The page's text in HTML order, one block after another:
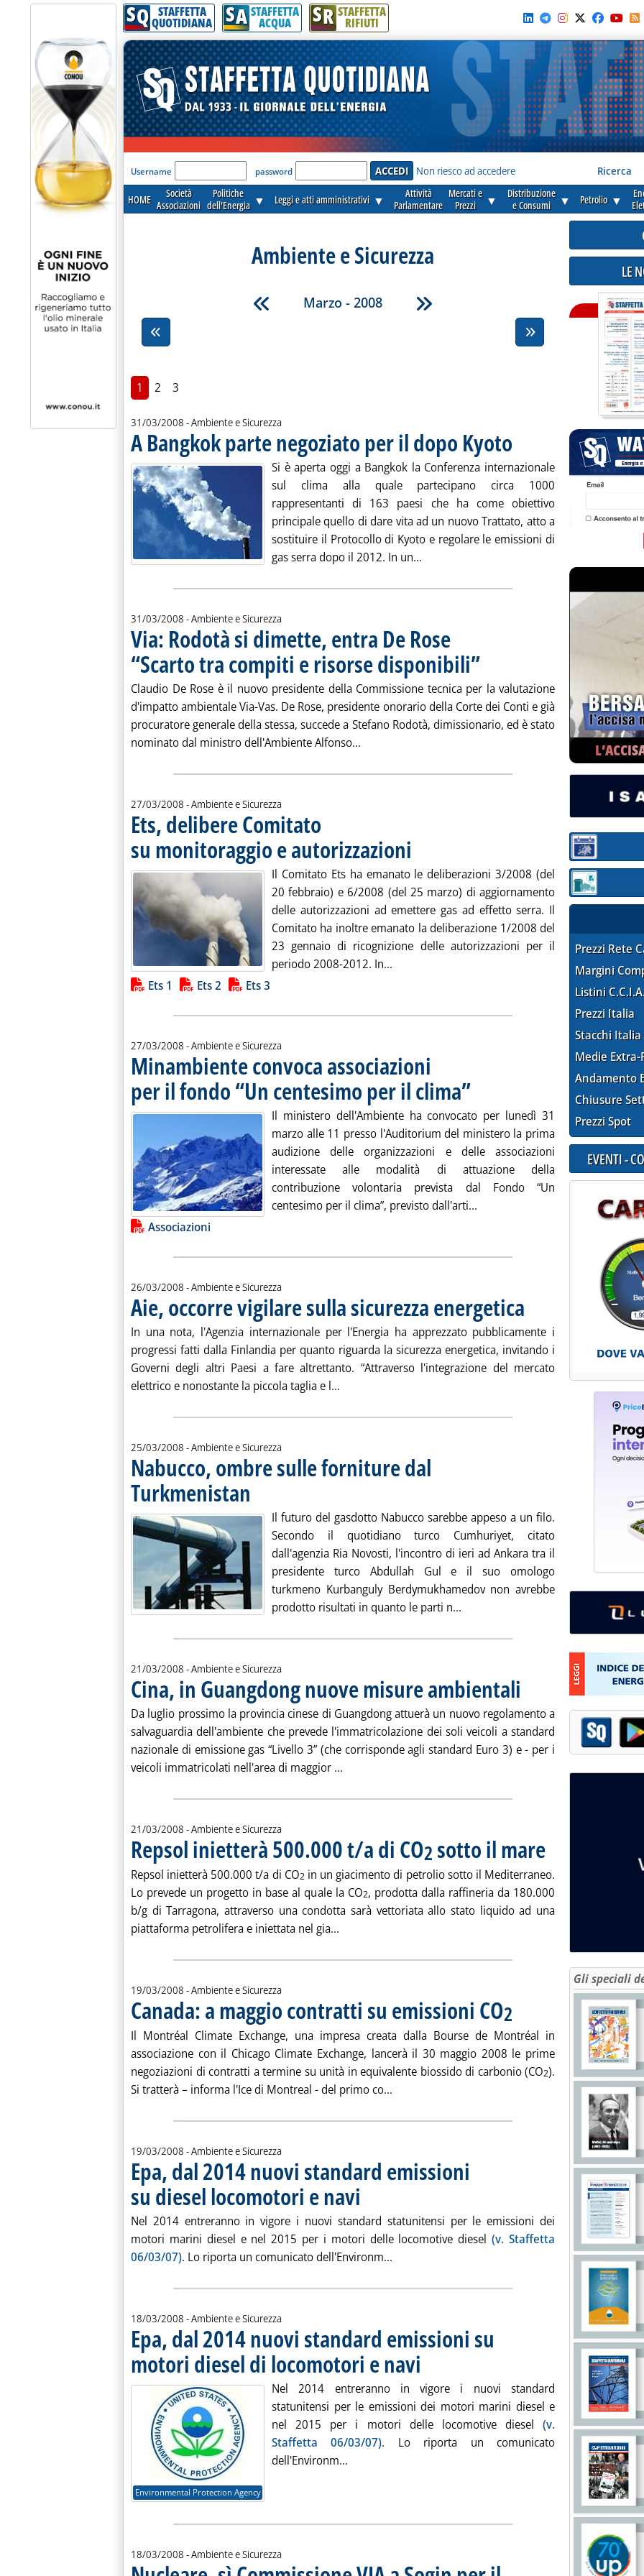
SQ STAFFETTA
QUOTIDIANA SA STAFFETTA
ACQUA SR STAFFETTA
RIFIUTI
'Modulo Login per accedere'
Username password Non riesco ad accedere Ricerca
HOME
Società
Associazioni
Politiche
dell'Energia ▼ Leggi e atti amministrativi ▼
Attività
Parlamentare
Mercati e
Prezzi
▼
Distribuzione
e Consumi
▼ Petrolio ▼
Ambiente e Sicurezza
Marzo - 2008
1 2 3
31/03/2008 - Ambiente e Sicurezza
A Bangkok parte negoziato per il dopo Kyoto . Pubblicata lunedì 31 marzo 2008
Si è aperta oggi a Bangkok la Conferenza internazionale
sul clima alla quale partecipano circa 1000
rappresentanti di 163 paesi che ha come obiettivo
principale quello di dare vita ad un nuovo Trattato, atto a
sostituire il Protocollo di Kyoto e regolare le emissioni di
gas serra dopo il 2012. In un...
31/03/2008 - Ambiente e Sicurezza
Via: Rodotà si dimette, entra De Rose
“Scarto tra compiti e risorse disponibili”. Pubblicata lunedì 31 marzo 2008 alle 13.29.
Claudio De Rose è il nuovo presidente della Commissione tecnica per la valutazione
d'impatto ambientale Via-Vas. De Rose, presidente onorario della Corte dei Conti e già
procuratore generale della stessa, succede a Stefano Rodotà, dimissionario, ed è stato
nominato dal ministro dell'Ambiente Alfonso... Leggi tutta la notizia: 'Via: Rodotà si dimette, entra De
27/03/2008 - Ambiente e Sicurezza
Ets, delibere Comitato
su monitoraggio e autorizzazioni
Il Comitato Ets ha emanato le deliberazioni 3/2008 (del
20 febbraio) e 6/2008 (del 25 marzo) di aggiornamento
delle autorizzazioni ad emettere gas ad effetto serra. Il
Comitato ha inoltre emanato la deliberazione 1/2008 del
23 gennaio di ricognizione delle autorizzazioni per il
periodo 2008-2012. In... Leggi tutta la notizia: 'Ets, delibere Comitato .
Lista allegati PDF alla notizia
Ets 1 Ets 2 Ets 3
27/03/2008 - Ambiente e Sicurezza
Minambiente convoca associazioni
per il fondo “Un centesimo per il clima”. Pubblicata giovedì 27 marzo 2008 alle 12.39.
Il ministero dell'Ambiente ha convocato per lunedì 31
marzo alle 11 presso l'Auditorium del ministero la prima
audizione delle organizzazioni e delle associazioni
interessate alle modalità di attuazione della
contribuzione volontaria prevista dal Fondo “Un
centesimo per il clima”, previsto dall'arti... Leggi tutta la notizia:
Lista allegati PDF alla notizia
Associazioni
26/03/2008 - Ambiente e Sicurezza
Aie, occorre vigilare sulla sicurezza energetica . Pubblicata mercoledì 26 marzo
In una nota, l'Agenzia internazionale per l'Energia ha apprezzato pubblicamente i
progressi fatti dalla Finlandia per quanto riguarda la sicurezza energetica, invitando i
Governi degli altri Paesi a fare altrettanto. “Attraverso l'integrazione del mercato
elettrico e nonostante la piccola taglia e l... Leggi tutta la notizia: 'Aie, occorre vigilare sulla sicurezza
25/03/2008 - Ambiente e Sicurezza
Nabucco, ombre sulle forniture dal
Turkmenistan
Il futuro del gasdotto Nabucco sarebbe appeso a un filo.
Secondo il quotidiano turco Cumhuriyet, citato
dall'agenzia Ria Novosti, l'incontro di ieri ad Ankara tra il
presidente turco Abdullah Gul e il suo omologo
turkmeno Kurbanguly Berdymukhamedov non avrebbe
prodotto risultati in quanto le parti n... Leggi tutta la notizia: 'Nabucco,
21/03/2008 - Ambiente e Sicurezza
Cina, in Guangdong nuove misure ambientali . Pubblicata venerdì 21 marzo
Da luglio prossimo la provincia cinese di Guangdong attuerà un nuovo regolamento a
salvaguardia dell'ambiente che prevede l'immatricolazione dei soli veicoli a standard
nazionale di emissione gas “Livello 3” (che corrisponde agli standard Euro 3) e - per i
veicoli immatricolati nell'area di maggior ...
21/03/2008 - Ambiente e Sicurezza
Repsol inietterà 500.000 t/a di CO2 sotto il mare
Repsol inietterà 500.000 t/a di CO2 in un giacimento di petrolio sotto il Mediterraneo.
Lo prevede un progetto in base al quale la CO2, prodotta dalla raffineria da 180.000
b/g di Tarragona, attraverso una condotta sarà vettoriata allo stato liquido ad una
piattaforma petrolifera e iniettata nel gia... Leggi tutta la notizia: 'Repsol inietterà 500.000 t/a di CO2
19/03/2008 - Ambiente e Sicurezza
Canada: a maggio contratti su emissioni CO2 . Pubblicata mercoledì 19 marzo 2008
Il Montréal Climate Exchange, una impresa creata dalla Bourse de Montréal in
associazione con il Chicago Climate Exchange, lancerà il 30 maggio 2008 le prime
negoziazioni di contratti a termine su unità in equivalente biossido di carbonio (CO2).
Si tratterà – informa l'Ice di Montreal - del primo co... Leggi tutta la notizia: 'Canada: a maggio
19/03/2008 - Ambiente e Sicurezza
Epa, dal 2014 nuovi standard emissioni
su diesel locomotori e navi
Nel 2014 entreranno in vigore i nuovi standard statunitensi per le emissioni dei
motori marini diesel e nel 2015 per i motori delle locomotive diesel(v. Staffetta
06/03/07). Lo riporta un comunicato dell'Environm... Leggi tutta la notizia: 'Epa, dal 2014 nuovi
18/03/2008 - Ambiente e Sicurezza
Epa, dal 2014 nuovi standard emissioni su
motori diesel di locomotori e navi
Environmental Protection Agency
Nel 2014 entreranno in vigore i nuovi standard
statunitensi per le emissioni dei motori marini diesel e
nel 2015 per i motori delle locomotive diesel (v.
Staffetta 06/03/07). Lo riporta un comunicato
dell'Environm... Leggi tutta la notizia: 'Epa, dal 2014 nuovi standard
18/03/2008 - Ambiente e Sicurezza
LE
Sezione:
Sezione:
Prezzi Rete
Margini
Listini
Prezzi Italia
Stacchi Italia
Medie Extra-
Andamento
Chiusure
Prezzi Spot
EVENTI -
Gli speciali